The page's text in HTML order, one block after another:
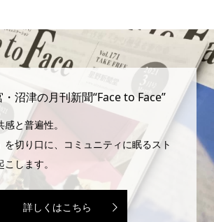
沼津の月刊新聞“Face to Face”
と普遍性。
を切り口に、コミュニティに眠るスト
します。
詳しくはこちら